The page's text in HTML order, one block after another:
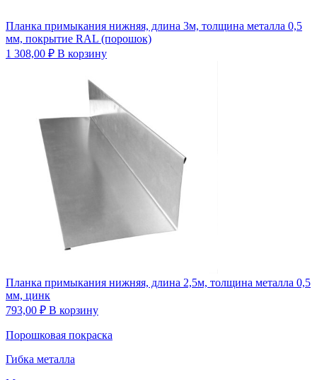
Планка примыкания нижняя, длина 3м, толщина металла 0,5
мм, покрытие RAL (порошок)
1 308,00 ₽ В корзину
Планка примыкания нижняя, длина 2,5м, толщина металла 0,5
мм, цинк
793,00 ₽ В корзину
Порошковая покраска
Гибка металла